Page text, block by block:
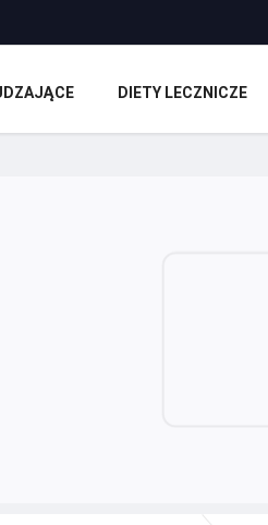
DIETY LECZNICZE